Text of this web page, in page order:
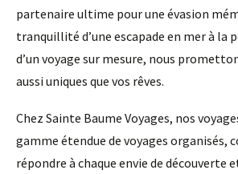
partenaire ultime pour une évasion
tranquillité d’une escapade en mer à la
d’un voyage sur mesure, nous
aussi uniques que vos rêves.
Chez Sainte Baume Voyages, nos
gamme étendue de voyages organisés,
répondre à chaque envie de découverte